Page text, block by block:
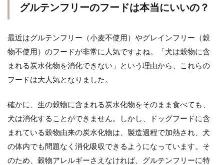
グルテンフリーのフードは本当にいいの？
最近はグルテンフリー（小麦不使用）やグレインフリー（穀
物不使用）のフードが非常に人気ですよね。「犬は穀物に含
まれる炭水化物を消化できない」という理由から、これらの
フードは大人気となりました。
確かに、生の穀物に含まれる炭水化物をそのまま食べても、
犬は消化することができません。しかし、ドッグフードに含
まれている穀物由来の炭水化物は、製造過程で加熱され、犬
の体内でも問題なく消化吸収できるようになっています。そ
のため、穀物アレルギーさえなければ、グルテンフリーに特